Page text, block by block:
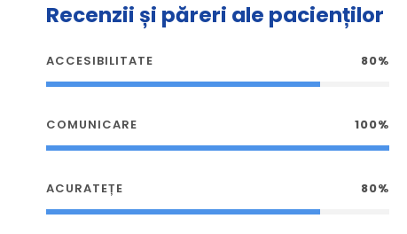
Recenzii și păreri ale pacienților
ACCESIBILITATE 80%
COMUNICARE 100%
ACURATEȚE 80%